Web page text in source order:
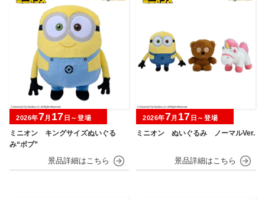
ミニオン キングサイズぬいぐる
み“ボブ”
2026年7月 17 日～登場
ミニオン ぬいぐるみ ノーマルVer.
2026年7月 17 日～登場